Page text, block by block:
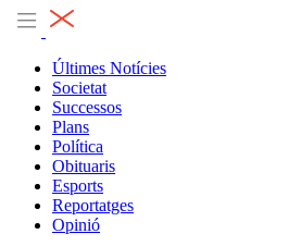
Últimes Notícies
Societat
Successos
Plans
Política
Obituaris
Esports
Reportatges
Opinió